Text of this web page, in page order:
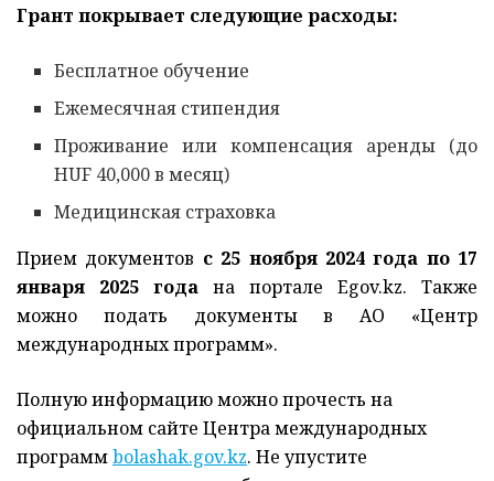
Грант покрывает следующие расходы:
Бесплатное обучение
Ежемесячная стипендия
Проживание или компенсация аренды (до
HUF 40,000 в месяц)
Медицинская страховка
Прием документов с 25 ноября 2024 года по 17
января 2025 года на портале Egov.kz. Также
можно подать документы в АО «Центр
международных программ».
Полную информацию можно прочесть на
официальном сайте Центра международных
программbolashak.gov.kz. Не упустите